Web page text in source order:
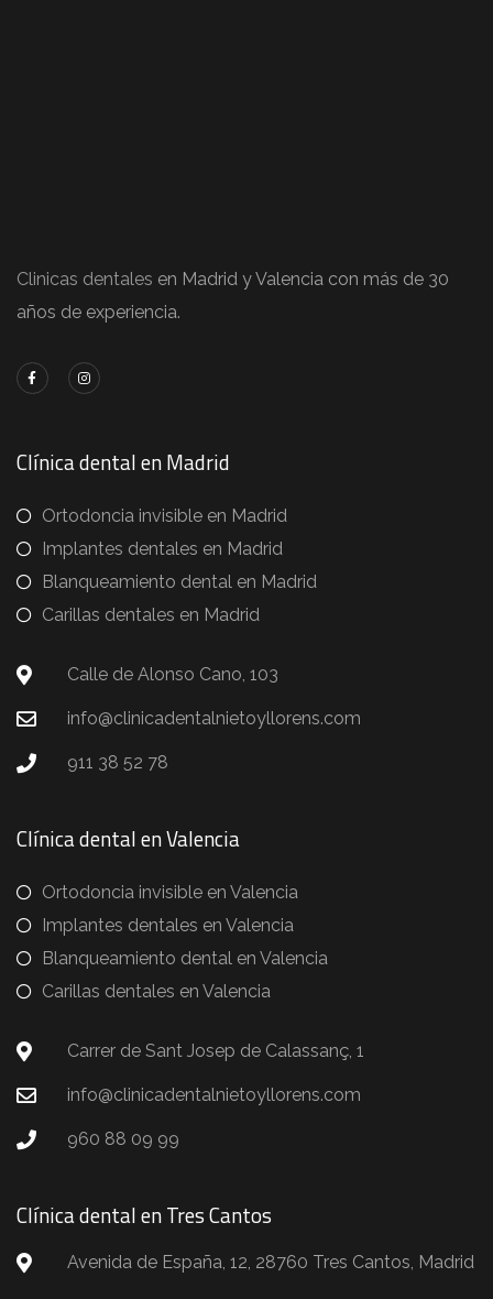
Clinicas dentales en Madrid y Valencia con más de 30
años de experiencia.
Clínica dental en Madrid
Ortodoncia invisible en Madrid
Implantes dentales en Madrid
Blanqueamiento dental en Madrid
Carillas dentales en Madrid
Calle de Alonso Cano, 103
info@clinicadentalnietoyllorens.com
911 38 52 78
Clínica dental en Valencia
Ortodoncia invisible en Valencia
Implantes dentales en Valencia
Blanqueamiento dental en Valencia
Carillas dentales en Valencia
Carrer de Sant Josep de Calassanç, 1
info@clinicadentalnietoyllorens.com
960 88 09 99
Clínica dental en Tres Cantos
Avenida de España, 12, 28760 Tres Cantos, Madrid